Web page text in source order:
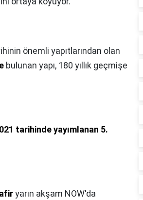
önemli yapıtlarından olan
bulunan yapı, 180 yıllık geçmişe
tarihinde yayımlanan 5.
yarın akşam NOW'da